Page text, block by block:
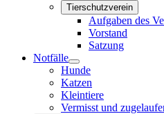
Tierschutzverein
Aufgaben des
Vorstand
Satzung
Notfälle
Hunde
Katzen
Kleintiere
Vermisst und